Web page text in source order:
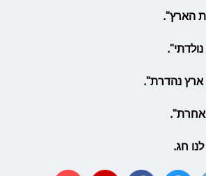
הארץ".
ארץ נהדרת".
אחרת".
חג.